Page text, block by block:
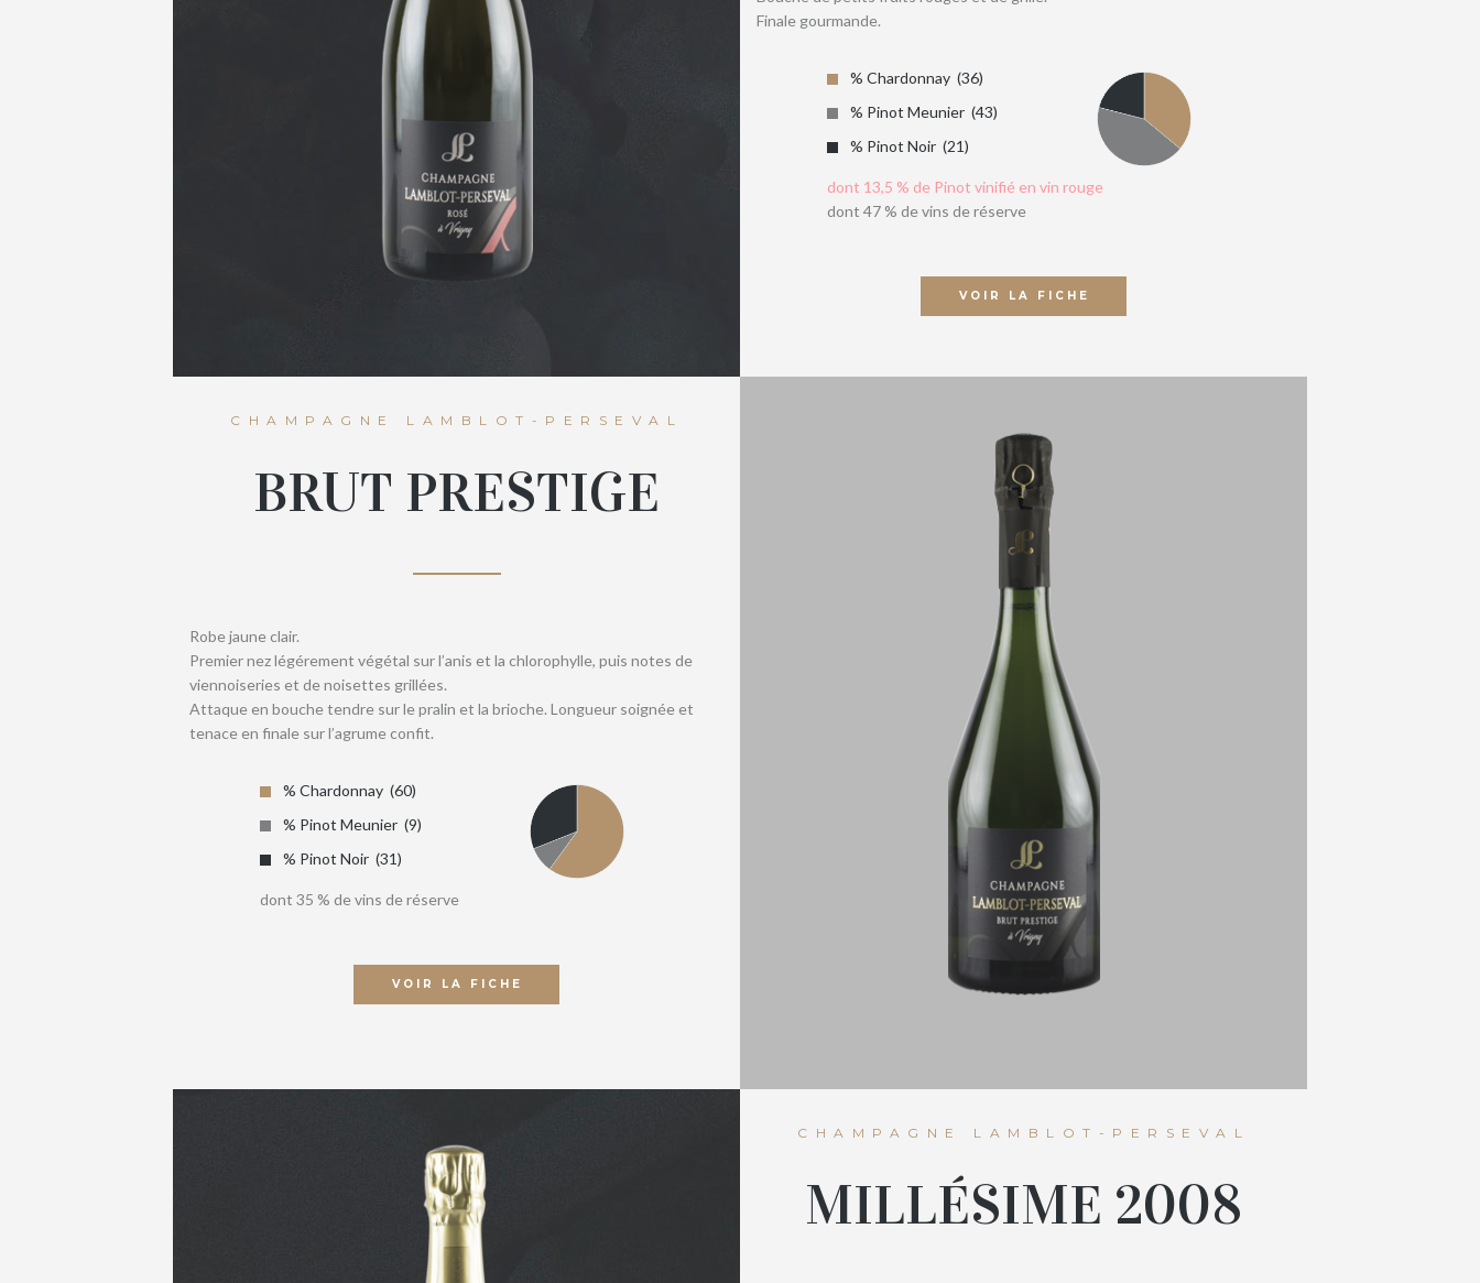
Finale gourmande.
% Chardonnay 36
% Pinot Meunier 43
% Pinot Noir
21
dont 13,5 % de Pinot vinifié en vin rouge
dont 47 % de vins de réserve
VOIR LA FICHE
CHAMPAGNE LAMBLOT-PERSEVAL
BRUT PRESTIGE
Robe jaune clair.
Premier nez légérement végétal sur l’anis et la chlorophylle, puis notes de
viennoiseries et de noisettes grillées.
Attaque en bouche tendre sur le pralin et la brioche. Longueur soignée et
tenace en finale sur l’agrume confit.
% Chardonnay 60
% Pinot Meunier 9
% Pinot Noir 31
dont 35 % de vins de réserve
VOIR LA FICHE
CHAMPAGNE LAMBLOT-PERSEVAL
MILLÉSIME 2008